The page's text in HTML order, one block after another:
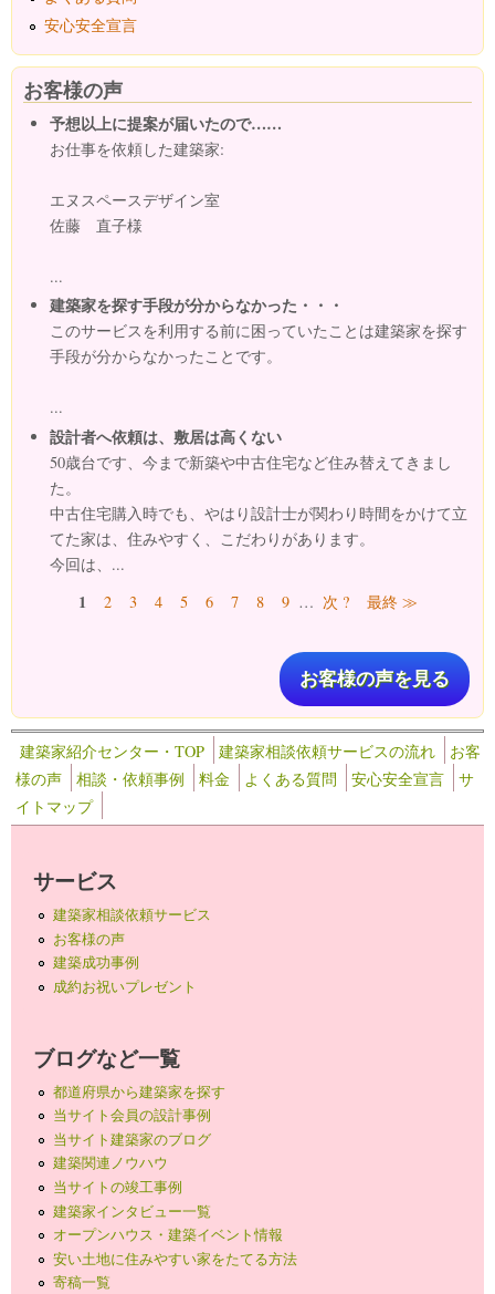
安心安全宣言
お客様の声
予想以上に提案が届いたので……
お仕事を依頼した建築家:
エヌスペースデザイン室
佐藤 直子様
...
建築家を探す手段が分からなかった・・・
このサービスを利用する前に困っていたことは建築家を探す
手段が分からなかったことです。
...
設計者へ依頼は、敷居は高くない
50歳台です、今まで新築や中古住宅など住み替えてきまし
た。
中古住宅購入時でも、やはり設計士が関わり時間をかけて立
てた家は、住みやすく、こだわりがあります。
今回は、...
ページ1 2 3 4 5 6 7 8 9 … 次 ? 最終 ≫
お客様の声を見る
建築家紹介センター・TOP 建築家相談依頼サービスの流れ
お客
様の声
相談・依頼事例 料金 よくある質問 安心安全宣言
サ
イトマップ
サービス
建築家相談依頼サービス
お客様の声
建築成功事例
成約お祝いプレゼント
ブログなど一覧
都道府県から建築家を探す
当サイト会員の設計事例
当サイト建築家のブログ
建築関連ノウハウ
当サイトの竣工事例
建築家インタビュー一覧
オープンハウス・建築イベント情報
安い土地に住みやすい家をたてる方法
寄稿一覧